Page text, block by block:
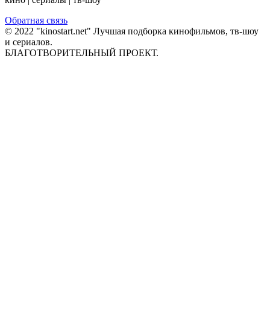
Обратная связь
© 2022 "kinostart.net" Лучшая подборка кинофильмов, тв-шоу
и сериалов.
БЛАГОТВОРИТЕЛЬНЫЙ ПРОЕКТ.